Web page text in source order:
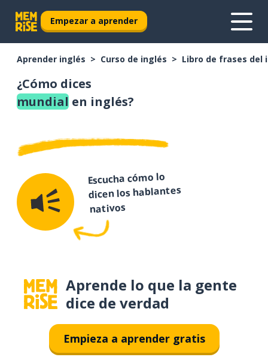
Empezar a aprender
Aprender inglés Curso de inglés Libro de frases del
¿Cómo dices
mundial en inglés?
Escucha cómo lo
dicen los hablantes
nativos
Aprende lo que la gente
dice de verdad
Empieza a aprender gratis